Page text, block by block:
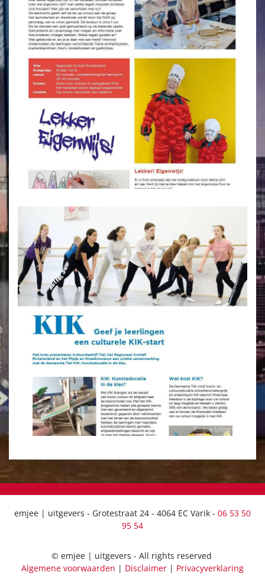
VERGROTEN
emjee | uitgevers - Grotestraat 24 - 4064 EC Varik - 06 53 50
95 54
© emjee | uitgevers - All rights reserved
Algemene voorwaarden | Disclaimer | Privacyverklaring